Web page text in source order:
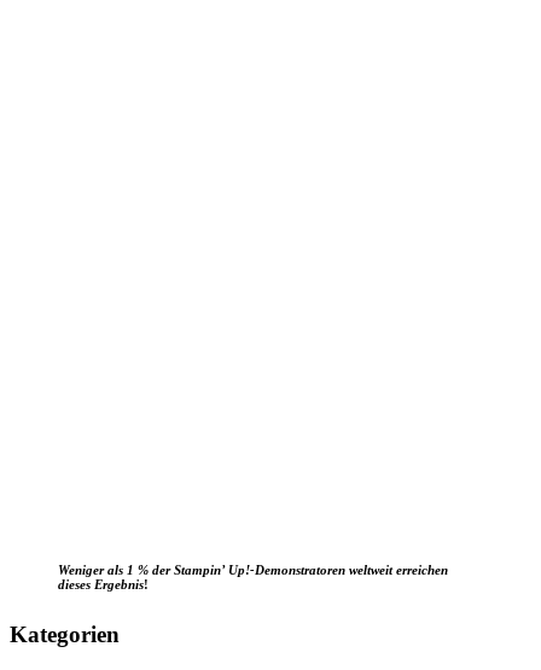
Weniger als 1 % der Stampin’ Up!-Demonstratoren weltweit erreichen
dieses Ergebnis!
Kategorien